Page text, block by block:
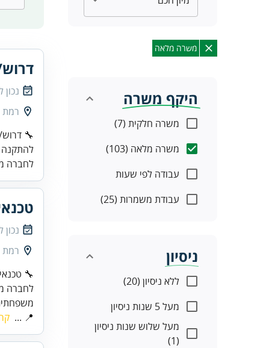
משרה מלאה
היקף משרה
משרה חלקית (7)
משרה מלאה (103)
עבודה לפי שעות
עבודת משמרות (25)
ניסיון
ללא ניסיון (20)
מעל 5 שנות ניסיון
מעל שלוש שנות ניסיון
(1)
רמת
להתקנה
לחברה
רמת
לחברה
📍 ...